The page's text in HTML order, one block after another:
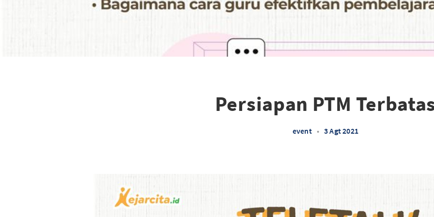
Persiapan PTM
event • 3 Agt 2021